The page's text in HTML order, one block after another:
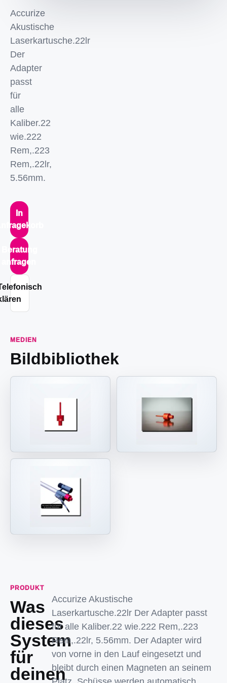
Accurize
Akustische
Laserkartusche.22lr
Der
Adapter
passt
für
alle
Kaliber.22
wie.222
Rem,.223
Rem,.22lr,
5.56mm.
In
Beratung
anfragen
MEDIEN
Bildbibliothek
PRODUKT
Was
dieses
System
für
deinen
Accurize Akustische
Laserkartusche.22lr Der Adapter passt
für alle Kaliber.22 wie.222 Rem,.223
Rem,.22lr, 5.56mm. Der Adapter wird
von vorne in den Lauf eingesetzt und
bleibt durch einen Magneten an seinem